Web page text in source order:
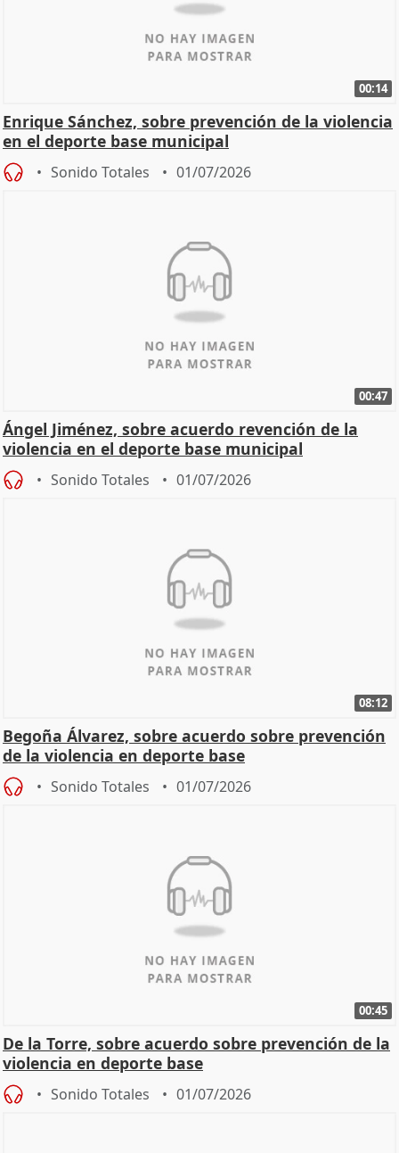
00:14
Enrique Sánchez, sobre prevención de la violencia
en el deporte base municipal
Sonido Totales 01/07/2026
00:47
Ángel Jiménez, sobre acuerdo revención de la
violencia en el deporte base municipal
Sonido Totales 01/07/2026
08:12
Begoña Álvarez, sobre acuerdo sobre prevención
de la violencia en deporte base
Sonido Totales 01/07/2026
00:45
De la Torre, sobre acuerdo sobre prevención de la
violencia en deporte base
Sonido Totales 01/07/2026